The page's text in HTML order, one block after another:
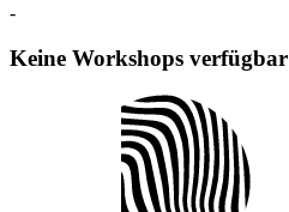
-
Keine Workshops verfügbar